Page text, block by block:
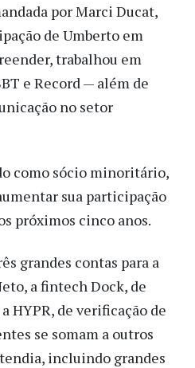
por Marci Ducat,
de Umberto em
trabalhou em
e Record — além de
no setor
como sócio minoritário,
sua participação
próximos cinco anos.
grandes contas para a
a fintech Dock, de
a HYPR, de verificação de
se somam a outros
incluindo grandes